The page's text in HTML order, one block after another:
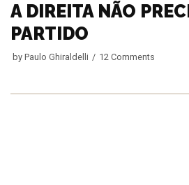
A DIREITA NÃO
PARTIDO
by Paulo Ghiraldelli 12 Comments